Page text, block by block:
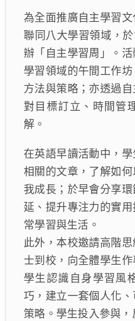
為全面推廣自主學習
聯同八大學習領域，
辦「自主學習周」。
學習領域的午間工作
方法與策略；亦透過
對目標訂立、時間管
解。
在英語早讀活動中，
相關的文章，了解如
我成長；於早會分享
延、提升專注力的實
常學習與生活。
此外，本校邀請高階
士到校，向全體學生
學生認識自身學習風
巧，建立一套個人化
策略。學生投入參與，